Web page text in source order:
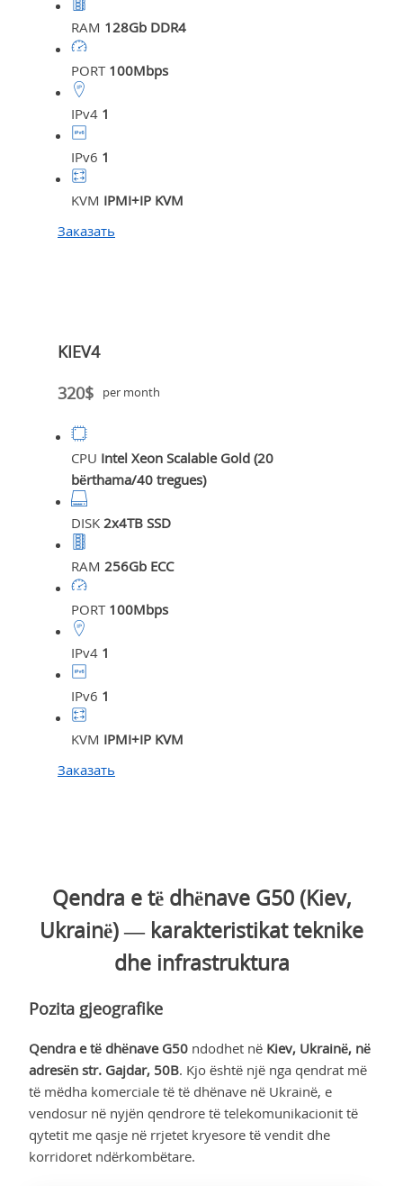
RAM 128Gb DDR4
PORT 100Mbps
IPv4 1
IPv6 1
KVM IPMI+IP KVM
Заказать
KIEV4
320$
per month
CPU Intel Xeon Scalable Gold (20
bërthama/40 tregues)
DISK 2x4TB SSD
RAM 256Gb ECC
PORT 100Mbps
IPv4 1
IPv6 1
KVM IPMI+IP KVM
Заказать
Qendra e të dhënave G50 (Kiev,
Ukrainë) — karakteristikat teknike
dhe infrastruktura
Pozita gjeografike
Qendra e të dhënave G50 ndodhet në Kiev, Ukrainë, në
adresën str. Gajdar, 50B. Kjo është një nga qendrat më
të mëdha komerciale të të dhënave në Ukrainë, e
vendosur në nyjën qendrore të telekomunikacionit të
qytetit me qasje në rrjetet kryesore të vendit dhe
korridoret ndërkombëtare.